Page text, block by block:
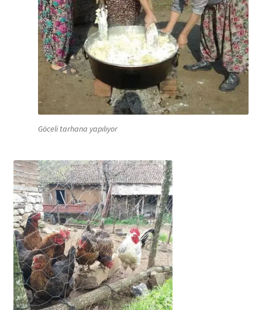
Göceli tarhana yapılıyor